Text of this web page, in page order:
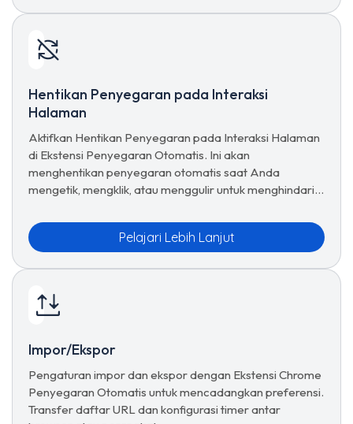
Hentikan Penyegaran pada Interaksi
Halaman
Aktifkan Hentikan Penyegaran pada Interaksi Halaman
di Ekstensi Penyegaran Otomatis. Ini akan
menghentikan penyegaran otomatis saat Anda
mengetik, mengklik, atau menggulir untuk menghindari
Pelajari Lebih Lanjut
Impor/Ekspor
Pengaturan impor dan ekspor dengan Ekstensi Chrome
Penyegaran Otomatis untuk mencadangkan preferensi.
Transfer daftar URL dan konfigurasi timer antar